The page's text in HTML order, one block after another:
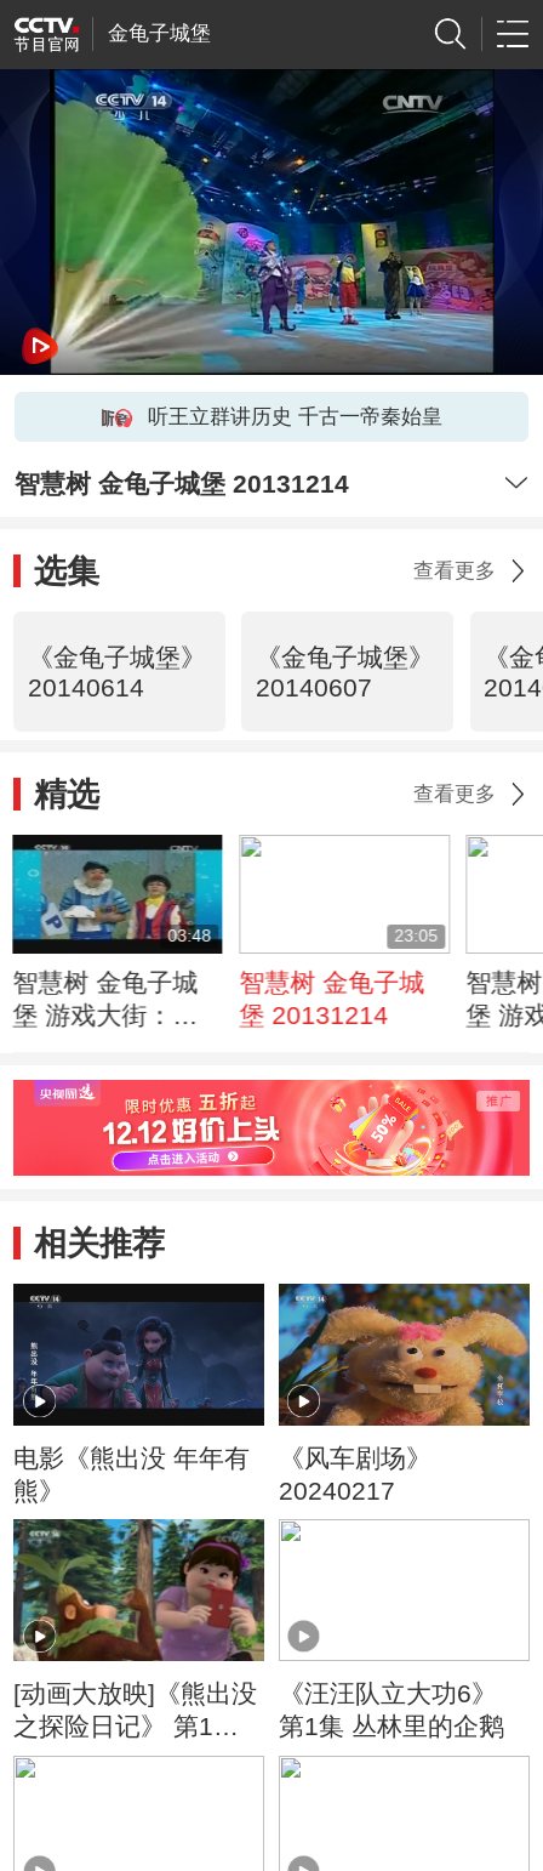
金龟子城堡
听王立群讲历史 千古一帝秦始皇
智慧树 金龟子城堡 20131214
选集 查看更多
《金龟子城堡》
20140614
《金龟子城堡》
20140607
《
精选 查看更多
03:48
智慧树 金龟子城
堡 游戏大街：骑
20140104
23:05
智慧树 金龟子城
堡 20131214
智慧
堡 游
相关推荐
电影《熊出没 年年有
熊》
《风车剧场》
20240217
[动画大放映]《熊出没
之探险日记》 第1集
导游光头强
《汪汪队立大功6》
第1集 丛林里的企鹅